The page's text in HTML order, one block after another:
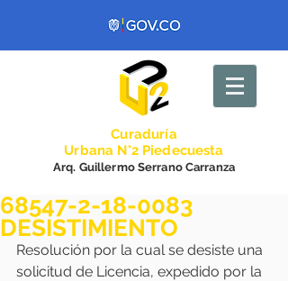
Curaduría
Urbana N°2 Piedecuesta
Arq. Guillermo Serrano Carranza
68547-2-18-0083
DESISTIMIENTO
Resolución por la cual se desiste una
solicitud de Licencia, expedido por la